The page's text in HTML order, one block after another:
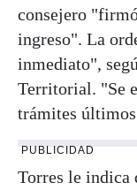
consejero
ingreso". La
inmediato",
Territorial. "Se
trámites
PUBLICIDAD
Torres le indica